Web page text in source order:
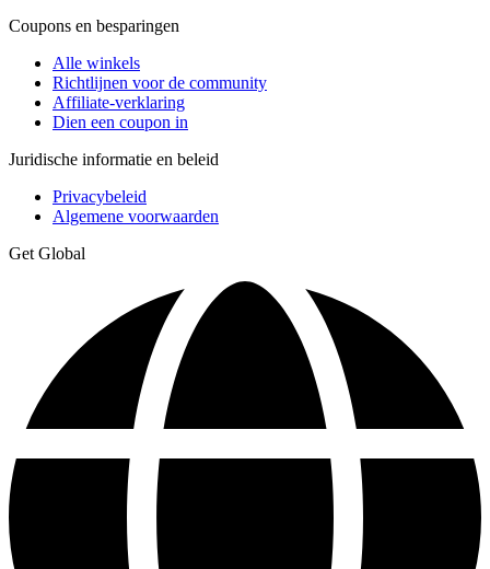
Coupons en besparingen
Alle winkels
Richtlijnen voor de community
Affiliate-verklaring
Dien een coupon in
Juridische informatie en beleid
Privacybeleid
Algemene voorwaarden
Get Global